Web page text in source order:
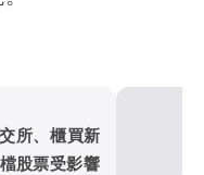
所、櫃買新
股票受影響